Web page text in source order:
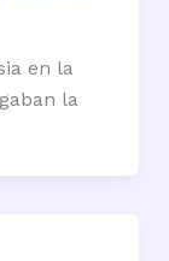
en la
la